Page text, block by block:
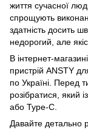
життя сучасної
спрощують
здатність досить
недорогий, але
В інтернет-
пристрій ANSTY
по Україні. Перед
розібратися, який
або Type-C.
Давайте детально